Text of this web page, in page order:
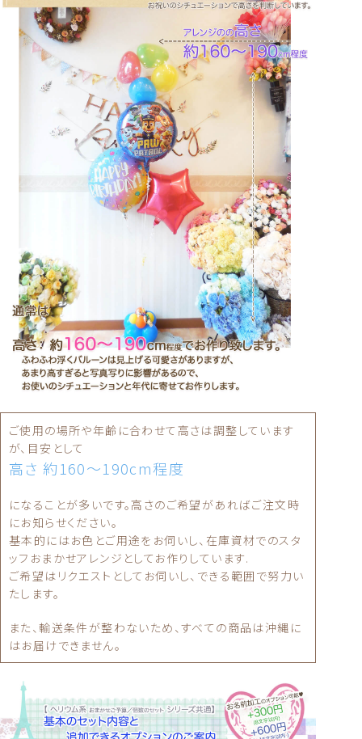
ご使用の場所や年齢に合わせて高さは調整しています
が、目安として
高さ 約160〜190cm程度
になることが多いです。高さのご希望があればご注文時
にお知らせください。
基本的にはお色とご用途をお伺いし、在庫資材でのスタ
ッフおまかせアレンジとしてお作りしています.
ご希望はリクエストとしてお伺いし、できる範囲で努力い
たします。
また、輸送条件が整わないため、すべての商品は沖縄に
はお届けできません。